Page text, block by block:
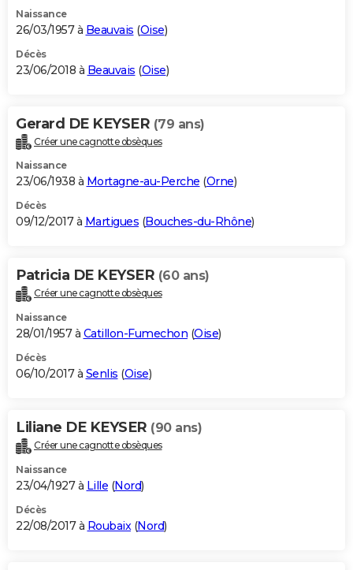
Naissance
26/03/1957 à Beauvais (Oise)
Décès
23/06/2018 à Beauvais (Oise)
Gerard DE KEYSER (79 ans)
Créer une cagnotte obsèques
Naissance
23/06/1938 à Mortagne-au-Perche (Orne)
Décès
09/12/2017 à Martigues (Bouches-du-Rhône)
Patricia DE KEYSER (60 ans)
Créer une cagnotte obsèques
Naissance
28/01/1957 à Catillon-Fumechon (Oise)
Décès
06/10/2017 à Senlis (Oise)
Liliane DE KEYSER (90 ans)
Créer une cagnotte obsèques
Naissance
23/04/1927 à Lille (Nord)
Décès
22/08/2017 à Roubaix(Nord)